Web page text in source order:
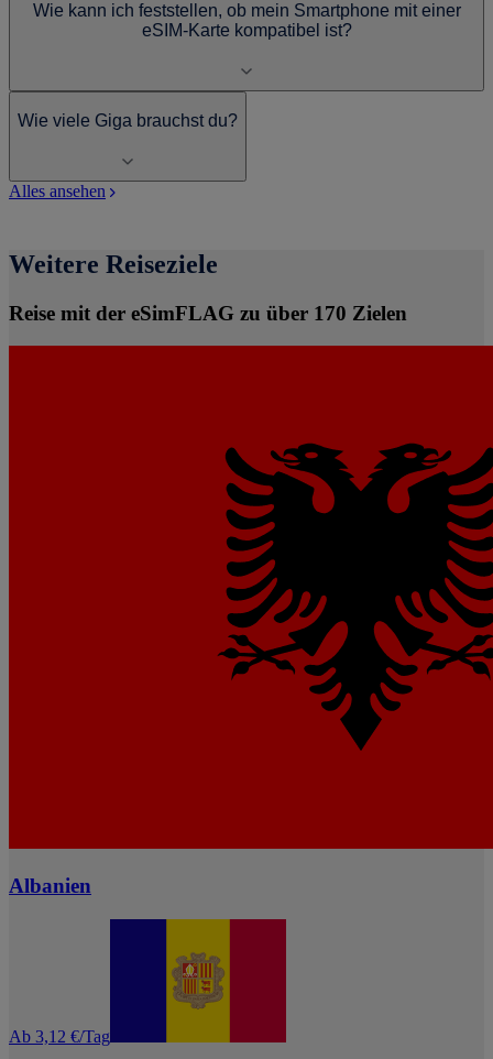
Wie kann ich feststellen, ob mein Smartphone mit einer
eSIM-Karte kompatibel ist?
Wie viele Giga brauchst du?
Alles ansehen
Weitere Reiseziele
Reise mit der eSimFLAG zu über 170 Zielen
Albanien
Ab 3,12 €/Tag